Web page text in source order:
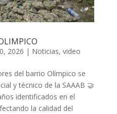
2026 | Noticias, video
del barrio Olímpico se
y técnico de la SAAAB 🤝
identificados en el
la calidad del